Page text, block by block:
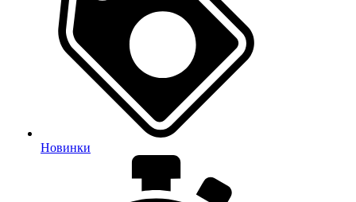
Новинки